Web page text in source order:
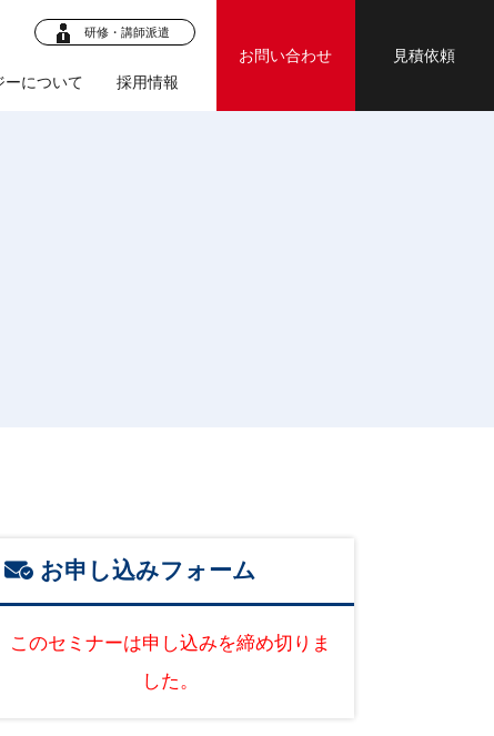
研修・講師派遣
ーについて 採用情報
お問い合わせ 見積依頼
お申し込みフォーム
このセミナーは申し込みを締め切りま
した。